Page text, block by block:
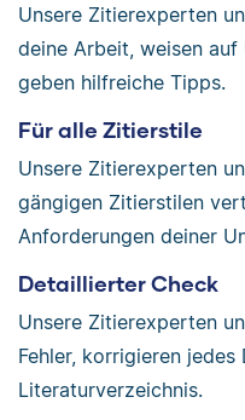
Unsere Zitierexperten
deine Arbeit, weisen
geben hilfreiche Tipps.
Für alle Zitierstile
Unsere Zitierexperten
gängigen Zitierstilen
Anforderungen deiner
Detaillierter Check
Unsere Zitierexperten
Fehler, korrigieren
Literaturverzeichnis.